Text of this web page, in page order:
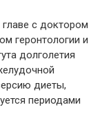
с доктором
геронтологии и
долголетия
диеты,
периодами